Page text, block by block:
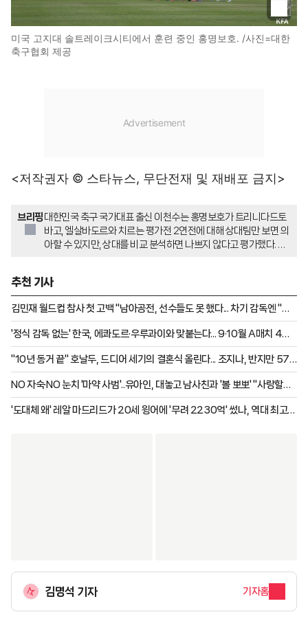
미국 고지대 솔트레이크시티에서 훈련 중인 홍명보호. /사진=대한
축구협회 제공
<저작권자 © 스타뉴스, 무단전재 및 재배포 금지>
브리핑대한민국 축구 국가대표 출신 이천수는 홍명보호가 트리니다드토
바고, 엘살바도르와 치르는 평가전 2연전에 대해 상대팀만 보면 의
아할 수 있지만, 상대를 비교 분석하면 나쁘지 않다고 평가했다. 그
다. 이천수는 고지대에서 우리의 역할과 플레이를 확인하고, 거친
상대로부터도 배울 점이 있다고 강조하며 빨리 적응하여 본선에서
좋은 경기력을 보여주기를 바랐다.
추천 기사
김민재 월드컵 참사 첫 고백 "남아공전, 선수들도 못 했다... 차기 감독엔 "하
고자 하는 축구 확실해야"
'정식 감독 없는' 한국, 에콰도르·우루과이와 맞붙는다... 9·10월 A매치 4연
전 상대 확정 "3팀이 남미"
"10년 동거 끝" 호날두, 드디어 세기의 결혼식 올린다... 조지나, 반지만 57
억 "구찌 판매원이 1조원 사모님으로"
NO 자숙·NO 눈치 '마약 사범'..유아인, 대놓고 남사친과 '볼 뽀뽀' "사랑할게"
럽스타 포착 [스타이슈]
'도대체 왜' 레알 마드리드가 20세 윙어에 '무려 2230억' 썼나, 역대 최고
김명석 기자 기자홈